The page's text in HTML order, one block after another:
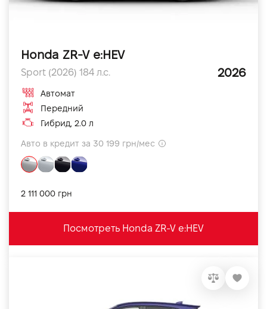
Honda ZR-V e:HEV
Sport (2026) 184 л.с. 2026
Автомат
Передний
Гибрид, 2.0 л
Авто в кредит за 30 199 грн/мес
2 111 000 грн
Посмотреть Honda ZR-V e:HEV